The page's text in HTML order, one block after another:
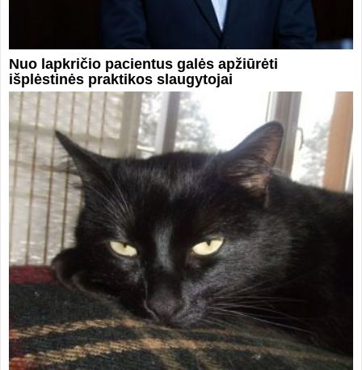
Nuo lapkričio pacientus galės apžiūrėti
išplėstinės praktikos slaugytojai